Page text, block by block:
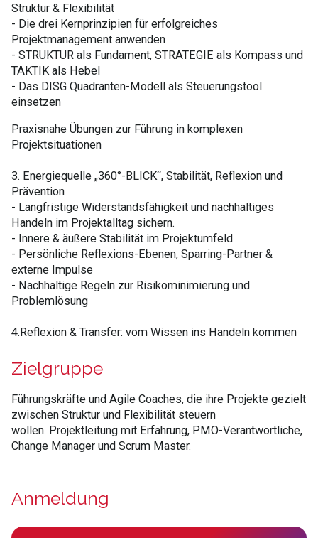
Struktur & Flexibilität
- Die drei Kernprinzipien für erfolgreiches
Projektmanagement anwenden
- STRUKTUR als Fundament, STRATEGIE als Kompass und
TAKTIK als Hebel
- Das DISG Quadranten-Modell als Steuerungstool
einsetzen
Praxisnahe Übungen zur Führung in komplexen
Projektsituationen
3. Energiequelle „360°-BLICK“, Stabilität, Reflexion und
Prävention
- Langfristige Widerstandsfähigkeit und nachhaltiges
Handeln im Projektalltag sichern.
- Innere & äußere Stabilität im Projektumfeld
- Persönliche Reflexions-Ebenen, Sparring-Partner &
externe Impulse
- Nachhaltige Regeln zur Risikominimierung und
Problemlösung
4.Reflexion & Transfer: vom Wissen ins Handeln kommen
Zielgruppe
Führungskräfte und Agile Coaches, die ihre Projekte gezielt
zwischen Struktur und Flexibilität steuern
wollen. Projektleitung mit Erfahrung, PMO-Verantwortliche,
Change Manager und Scrum Master.
Anmeldung